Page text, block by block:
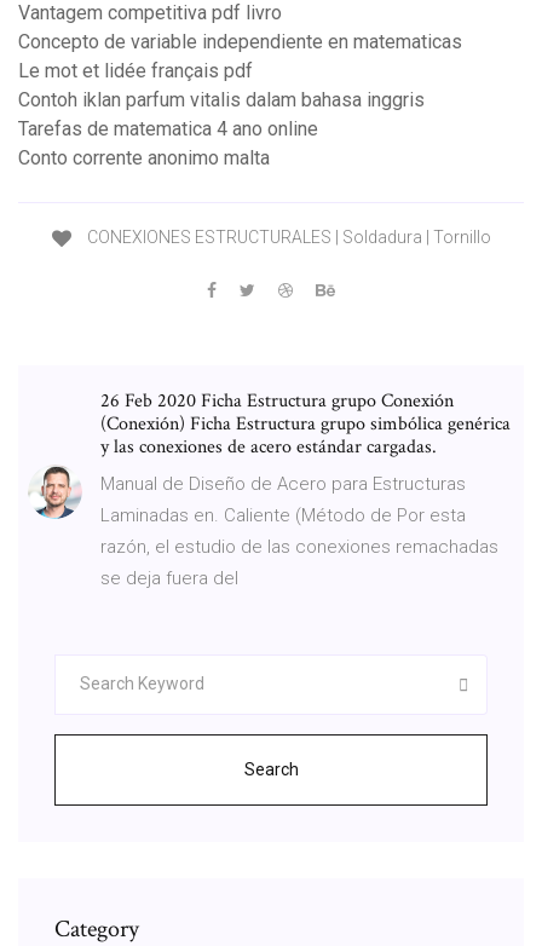
Vantagem competitiva pdf livro
Concepto de variable independiente en matematicas
Le mot et lidée français pdf
Contoh iklan parfum vitalis dalam bahasa inggris
Tarefas de matematica 4 ano online
Conto corrente anonimo malta
CONEXIONES ESTRUCTURALES | Soldadura | Tornillo
26 Feb 2020 Ficha Estructura grupo Conexión
(Conexión) Ficha Estructura grupo simbólica genérica
y las conexiones de acero estándar cargadas.
Manual de Diseño de Acero para Estructuras
Laminadas en. Caliente (Método de Por esta
razón, el estudio de las conexiones remachadas
se deja fuera del
Search
Category